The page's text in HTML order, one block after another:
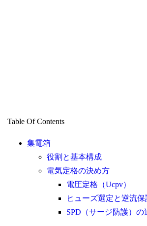
Table Of Contents
集電箱
役割と基本構成
電気定格の決め方
電圧定格（Ucpv）
ヒューズ選定と逆流保
SPD（サージ防護）の